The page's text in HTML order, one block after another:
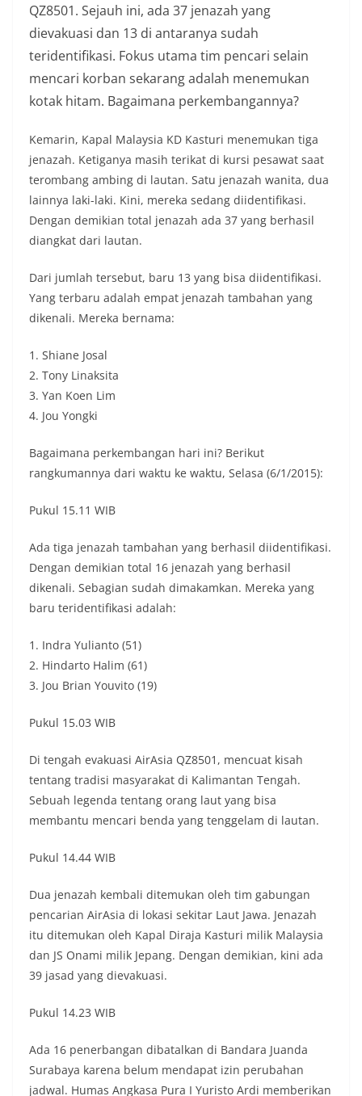
QZ8501. Sejauh ini, ada 37 jenazah yang
dievakuasi dan 13 di antaranya sudah
teridentifikasi. Fokus utama tim pencari selain
mencari korban sekarang adalah menemukan
kotak hitam. Bagaimana perkembangannya?
Kemarin, Kapal Malaysia KD Kasturi menemukan tiga
jenazah. Ketiganya masih terikat di kursi pesawat saat
terombang ambing di lautan. Satu jenazah wanita, dua
lainnya laki-laki. Kini, mereka sedang diidentifikasi.
Dengan demikian total jenazah ada 37 yang berhasil
diangkat dari lautan.
Dari jumlah tersebut, baru 13 yang bisa diidentifikasi.
Yang terbaru adalah empat jenazah tambahan yang
dikenali. Mereka bernama:
1. Shiane Josal
2. Tony Linaksita
3. Yan Koen Lim
4. Jou Yongki
Bagaimana perkembangan hari ini? Berikut
rangkumannya dari waktu ke waktu, Selasa (6/1/2015):
Pukul 15.11 WIB
Ada tiga jenazah tambahan yang berhasil diidentifikasi.
Dengan demikian total 16 jenazah yang berhasil
dikenali. Sebagian sudah dimakamkan. Mereka yang
baru teridentifikasi adalah:
1. Indra Yulianto (51)
2. Hindarto Halim (61)
3. Jou Brian Youvito (19)
Pukul 15.03 WIB
Di tengah evakuasi AirAsia QZ8501, mencuat kisah
tentang tradisi masyarakat di Kalimantan Tengah.
Sebuah legenda tentang orang laut yang bisa
membantu mencari benda yang tenggelam di lautan.
Pukul 14.44 WIB
Dua jenazah kembali ditemukan oleh tim gabungan
pencarian AirAsia di lokasi sekitar Laut Jawa. Jenazah
itu ditemukan oleh Kapal Diraja Kasturi milik Malaysia
dan JS Onami milik Jepang. Dengan demikian, kini ada
39 jasad yang dievakuasi.
Pukul 14.23 WIB
Ada 16 penerbangan dibatalkan di Bandara Juanda
Surabaya karena belum mendapat izin perubahan
jadwal. Humas Angkasa Pura I Yuristo Ardi memberikan